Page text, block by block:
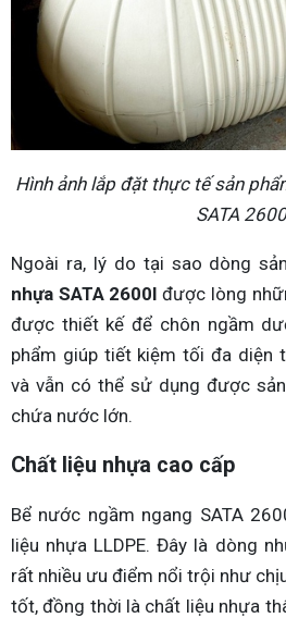
Hình ảnh lắp đặt thực tế sản
SATA
Ngoài ra, lý do tại sao dòng
nhựa SATA 2600l được lòng
được thiết kế để chôn ngầm
phẩm giúp tiết kiệm tối đa diện
và vẫn có thể sử dụng được
chứa nước lớn.
Chất liệu nhựa cao cấp
Bể nước ngầm ngang SATA
liệu nhựa LLDPE. Đây là dòng
rất nhiều ưu điểm nổi trội như
tốt, đồng thời là chất liệu nhựa